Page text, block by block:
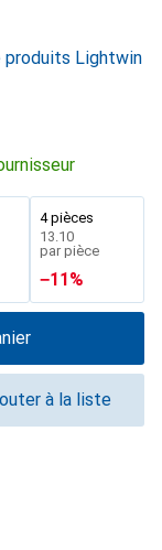
produits Lightwin
4 pièces
CHF
13.10
par pièce
−11%
à la liste